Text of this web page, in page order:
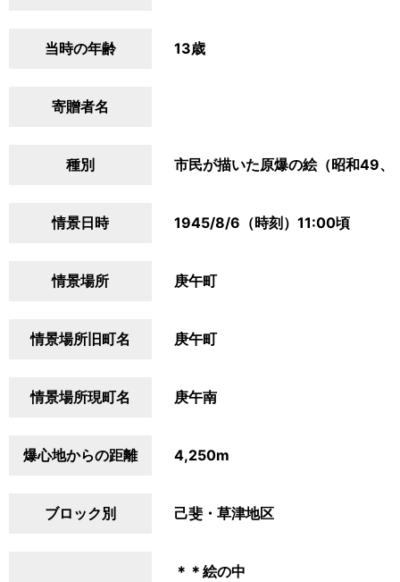
当時の年齢 13歳
寄贈者名
種別 市民が描いた原爆の絵（昭和49、
情景日時 1945/8/6（時刻）11:00頃
情景場所 庚午町
情景場所旧町名 庚午町
情景場所現町名 庚午南
爆心地からの距離 4,250m
ブロック別 己斐・草津地区
＊＊絵の中